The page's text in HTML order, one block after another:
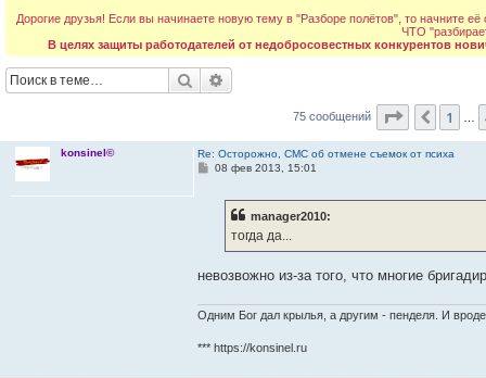
Дорогие друзья! Если вы начинаете новую тему в "Разборе полётов", то начните
ЧТО
В целях защиты работодателей от недобросовестных конкурентов
Поиск
75 сообщений Страница
Пред.
1
konsinel©
Re: Осторожно, СМС об отмене съемок от психа
С
е
08 фев 2013, 15:01
manager2010:
тогда да...
невозвожно из-за того, что многие
Одним Бог дал крылья, а другим - пенделя. И
*** https://konsinel.ru